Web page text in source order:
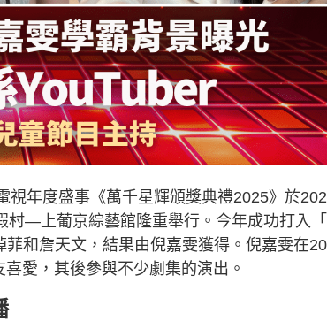
視年度盛事《萬千星輝頒獎典禮2025》於
村—上葡京綜藝館隆重舉行。今年成功打入
和詹天文，結果由倪嘉雯獲得。倪嘉雯在
愛，其後參與不少劇集的演出。